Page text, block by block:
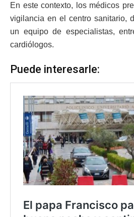
En este contexto, los médicos
vigilancia en el centro sanitario,
un equipo de especialistas,
cardiólogos.
Puede interesarle: